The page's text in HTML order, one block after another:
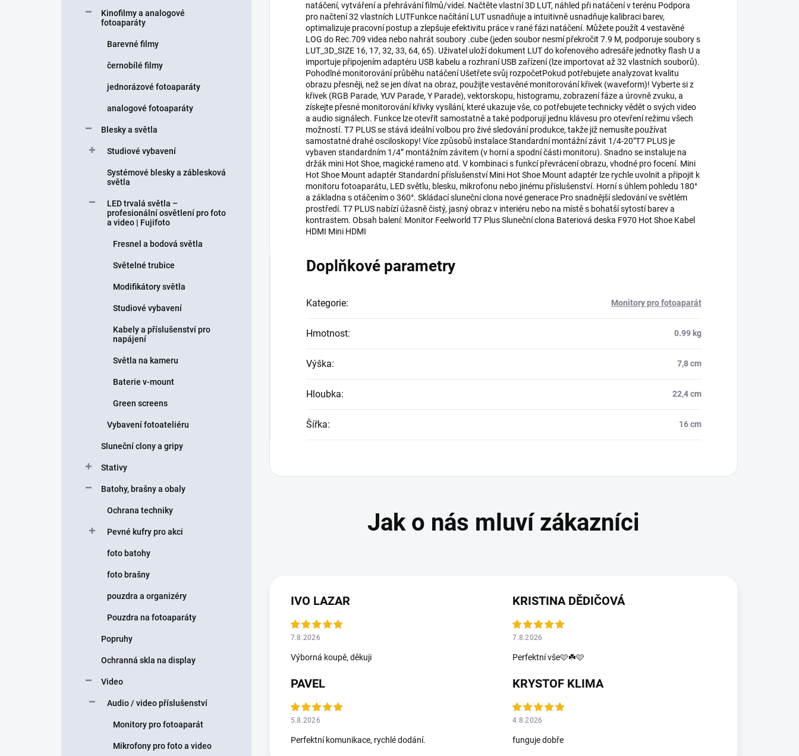
Kinofilmy a analogové
fotoaparáty
Barevné filmy
černobílé filmy
jednorázové fotoaparáty
analogové fotoaparáty
Blesky a světla
Studiové vybavení
Systémové blesky a záblesková
světla
LED trvalá světla –
profesionální osvětlení pro foto
a video | Fujifoto
Fresnel a bodová světla
Světelné trubice
Modifikátory světla
Studiové vybavení
Kabely a příslušenství pro
napájení
Světla na kameru
Baterie v-mount
Green screens
Vybavení fotoateliéru
Sluneční clony a gripy
Stativy
Batohy, brašny a obaly
Ochrana techniky
Pevné kufry pro akci
foto batohy
foto brašny
pouzdra a organizéry
Pouzdra na fotoaparáty
Popruhy
Ochranná skla na display
Video
Audio / video příslušenství
Monitory pro fotoaparát
Mikrofony pro foto a video
natáčení, vytváření a přehrávání filmů/videí. Načtěte vlastní 3D LUT, náhled při natáčení v terénu Podpora
pro načtení 32 vlastních LUTFunkce načítání LUT usnadňuje a intuitivně usnadňuje kalibraci barev,
optimalizuje pracovní postup a zlepšuje efektivitu práce v rané fázi natáčení. Můžete použít 4 vestavěné
LOG do Rec.709 videa nebo nahrát soubory .cube (jeden soubor nesmí překročit 7.9 M, podporuje soubory s
LUT_3D_SIZE 16, 17, 32, 33, 64, 65). Uživatel uloží dokument LUT do kořenového adresáře jednotky flash U a
importuje připojením adaptéru USB kabelu a rozhraní USB zařízení (lze importovat až 32 vlastních souborů).
Pohodlné monitorování průběhu natáčení Ušetřete svůj rozpočetPokud potřebujete analyzovat kvalitu
obrazu přesněji, než se jen dívat na obraz, použijte vestavěné monitorování křivek (waveform)! Vyberte si z
křivek (RGB Parade, YUV Parade, Y Parade), vektorskopu, histogramu, zobrazení fáze a úrovně zvuku, a
získejte přesné monitorování křivky vysílání, které ukazuje vše, co potřebujete technicky vědět o svých video
a audio signálech. Funkce lze otevřít samostatně a také podporují jednu klávesu pro otevření režimu všech
možností. T7 PLUS se stává ideální volbou pro živé sledování produkce, takže již nemusíte používat
samostatné drahé osciloskopy! Více způsobů instalace Standardní montážní závit 1/4-20"T7 PLUS je
vybaven standardním 1/4” montážním závitem (v horní a spodní části monitoru). Snadno se instaluje na
držák mini Hot Shoe, magické rameno atd. V kombinaci s funkcí převrácení obrazu, vhodné pro focení. Mini
Hot Shoe Mount adaptér Standardní příslušenství Mini Hot Shoe Mount adaptér lze rychle uvolnit a připojit k
monitoru fotoaparátu, LED světlu, blesku, mikrofonu nebo jinému příslušenství. Horní s úhlem pohledu 180°
a základna s otáčením o 360°. Skládací sluneční clona nové generace Pro snadnější sledování ve světlém
prostředí. T7 PLUS nabízí úžasně čistý, jasný obraz v interiéru nebo na místě s bohatší sytostí barev a
kontrastem. Obsah balení: Monitor Feelworld T7 Plus Sluneční clona Bateriová deska F970 Hot Shoe Kabel
HDMI Mini HDMI
Doplňkové parametry
Kategorie: Monitory pro fotoaparát
Hmotnost: 0.99 kg
Výška: 7,8 cm
Hloubka: 22,4 cm
Šířka: 16 cm
IVO LAZAR
7.8.2026
Výborná koupě, děkuji
KRISTINA DĚDIČOVÁ
7.8.2026
Perfektní vše🩷☘️🩷
PAVEL
5.8.2026
Perfektní komunikace, rychlé dodání.
KRYSTOF KLIMA
4.8.2026
funguje dobře